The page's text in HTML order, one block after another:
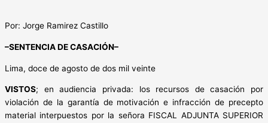
Por: Jorge Ramirez Castillo
–SENTENCIA DE CASACIÓN–
Lima, doce de agosto de dos mil veinte
VISTOS; en audiencia privada: los recursos de casación por
violación de la garantía de motivación e infracción de precepto
material interpuestos por la señora FISCAL ADJUNTA SUPERIOR